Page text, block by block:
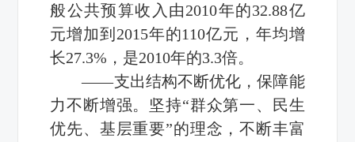
般公共预算收入由2010年的32.88亿
元增加到2015年的110亿元，年均增
长27.3%，是2010年的3.3倍。
——支出结构不断优化，保障能
力不断增强。坚持“群众第一、民生
优先、基层重要”的理念，不断丰富